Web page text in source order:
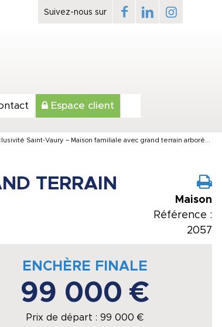
Espace client
Saint-Vaury – Maison familiale avec grand terrain arboré...
TERRAIN
Maison
Référence :
2057
ENCHÈRE FINALE
99 000 €
Prix de départ :99 000 €